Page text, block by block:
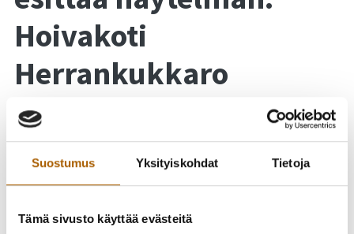
Suostumus Yksityiskohdat Tietoja
Tämä sivusto käyttää evästeitä
Hoivakoti
Herrankukkaro
Teatteri Niityntallaajat esittää näytelmän:
Hoivakoti Herrankukkaro Temmeksen
Kotiseutumuseolla